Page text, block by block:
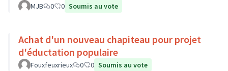
MJB 0 0 Soumis au vote
Achat d'un nouveau chapiteau pour projet
d'éductation populaire
Fouxfeuxrieux 0 0 Soumis au vote